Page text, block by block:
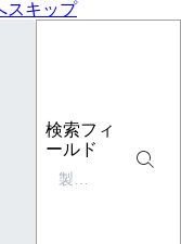
スキップ
検索フィ
ールド